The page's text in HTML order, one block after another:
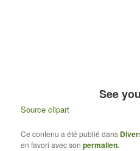
See
Source clipart
Ce contenu a été publié dans
en favori avec sonpermalien.